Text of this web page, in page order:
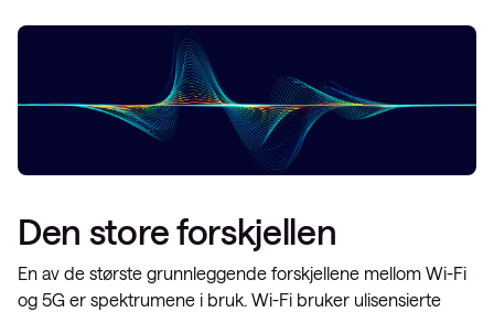
Den store forskjellen
En av de største grunnleggende forskjellene mellom Wi-Fi
og 5G er spektrumene i bruk. Wi-Fi bruker ulisensierte